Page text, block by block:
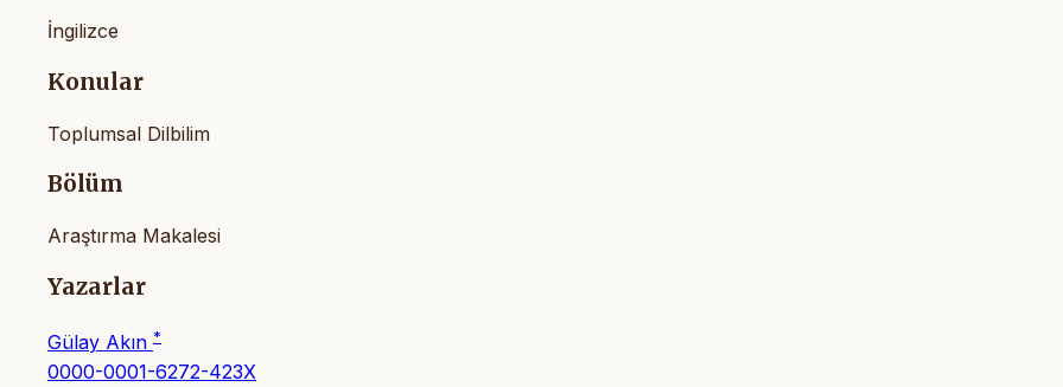
İngilizce
Konular
Toplumsal Dilbilim
Bölüm
Araştırma Makalesi
Yazarlar
Gülay Akın *
0000-0001-6272-423X